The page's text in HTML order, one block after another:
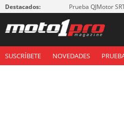
Destacados: Prueba QJMotor
SUSCRÍBETE NOVEDADES